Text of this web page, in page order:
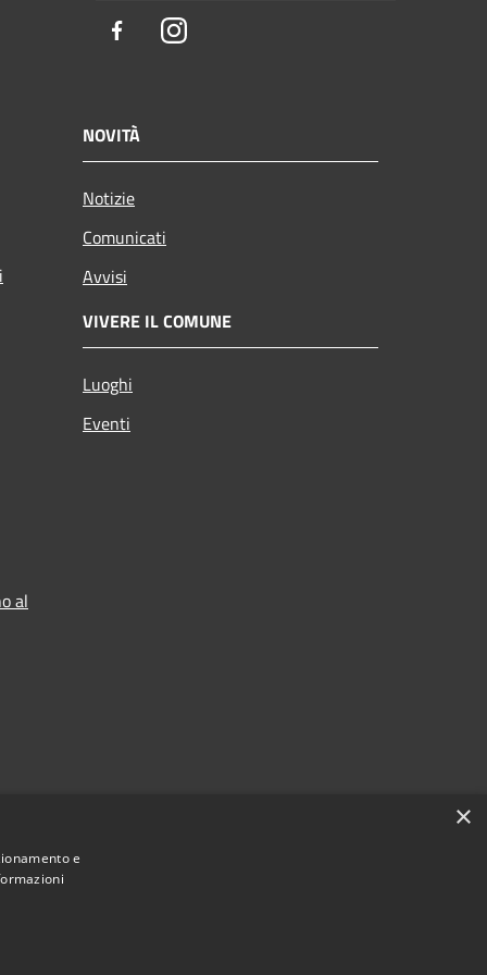
FacebookInstagram
NOVITÀ
Notizie
Comunicati
Avvisi
VIVERE IL COMUNE
Luoghi
Eventi
al
×
e